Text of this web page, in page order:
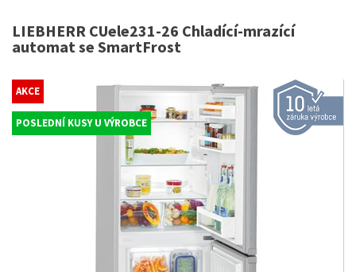
LIEBHERR CUele231-26 Chladící-mrazící
automat se SmartFrost
AKCE
POSLEDNÍ KUSY U VÝROBCE